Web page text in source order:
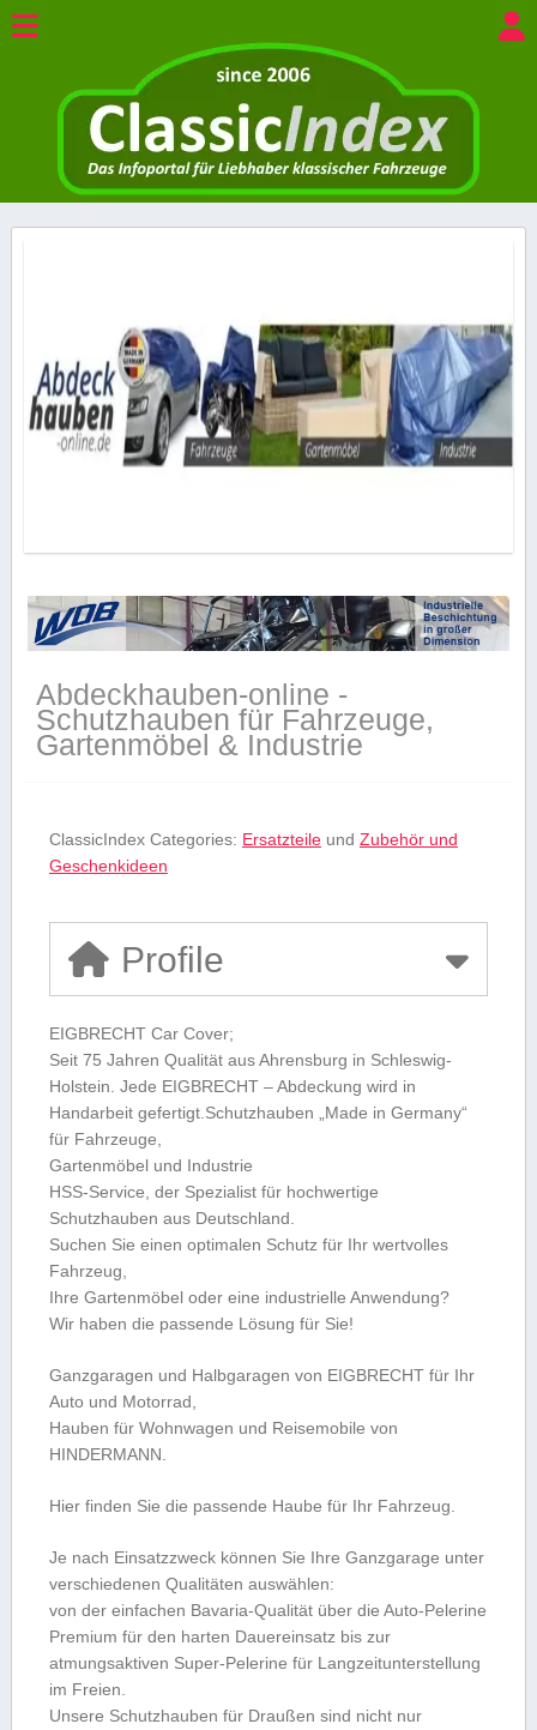
Abdeckhauben-online -
Schutzhauben für Fahrzeuge,
Gartenmöbel & Industrie
ClassicIndex Categories: Ersatzteileund Zubehör und
Geschenkideen
Profile
EIGBRECHT Car Cover;
Seit 75 Jahren Qualität aus Ahrensburg in Schleswig-
Holstein. Jede EIGBRECHT – Abdeckung wird in
Handarbeit gefertigt.Schutzhauben „Made in Germany“
für Fahrzeuge,
Gartenmöbel und Industrie
HSS-Service, der Spezialist für hochwertige
Schutzhauben aus Deutschland.
Suchen Sie einen optimalen Schutz für Ihr wertvolles
Fahrzeug,
Ihre Gartenmöbel oder eine industrielle Anwendung?
Wir haben die passende Lösung für Sie!
Ganzgaragen und Halbgaragen von EIGBRECHT für Ihr
Auto und Motorrad,
Hauben für Wohnwagen und Reisemobile von
HINDERMANN.
Hier finden Sie die passende Haube für Ihr Fahrzeug.
Je nach Einsatzzweck können Sie Ihre Ganzgarage unter
verschiedenen Qualitäten auswählen:
von der einfachen Bavaria-Qualität über die Auto-Pelerine
Premium für den harten Dauereinsatz bis zur
atmungsaktiven Super-Pelerine für Langzeitunterstellung
im Freien.
Unsere Schutzhauben für Draußen sind nicht nur